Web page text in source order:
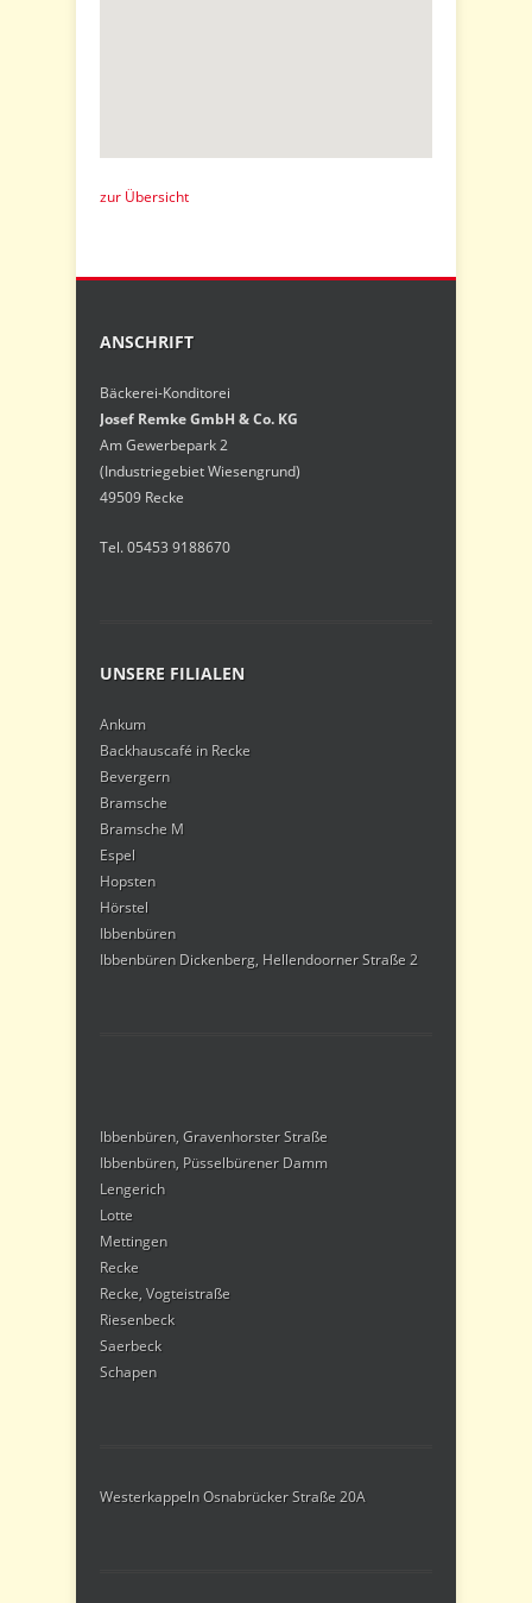
zur Übersicht
ANSCHRIFT
Bäckerei-Konditorei
Josef Remke GmbH & Co. KG
Am Gewerbepark 2
(Industriegebiet Wiesengrund)
49509 Recke
Tel. 05453 9188670
UNSERE FILIALEN
Ankum
Backhauscafé in Recke
Bevergern
Bramsche
Bramsche M
Espel
Hopsten
Hörstel
Ibbenbüren
Ibbenbüren Dickenberg, Hellendoorner Straße 2
Ibbenbüren, Gravenhorster Straße
Ibbenbüren, Püsselbürener Damm
Lengerich
Lotte
Mettingen
Recke
Recke, Vogteistraße
Riesenbeck
Saerbeck
Schapen
Westerkappeln Osnabrücker Straße 20A